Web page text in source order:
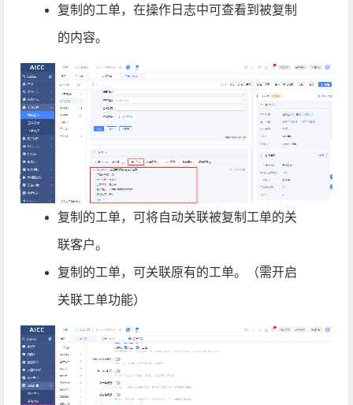
复制的工单，在操作日志中可查看到被复制
的内容。
复制的工单，可将自动关联被复制工单的关
联客户。
复制的工单，可关联原有的工单。（需开启
关联工单功能）